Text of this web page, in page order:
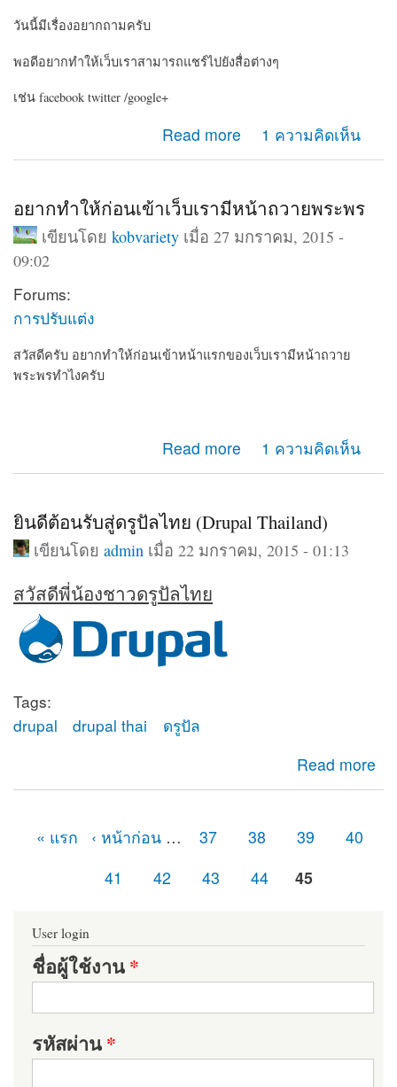
วันนี้มีเรื่องอยากถามครับ
พอดีอยากทำให้เว็บเราสามารถแชร์ไปยังสื่อต่างๆ
เช่น facebook twitter /google+
Read more
about อยากให้เว็บเรามีปุ่มแชร์ไปยัง social1 ความคิดเห็น
อยากทำให้ก่อนเข้าเว็บเรามีหน้าถวายพระพร
เขียนโดย kobvarietyเมื่อ 27 มกราคม, 2015 -
09:02
Forums:
การปรับแต่ง
สวัสดีครับ อยากทำให้ก่อนเข้าหน้าแรกของเว็บเรามีหน้าถวาย
พระพรทำไงครับ
Read more
about อยากทำให้ก่อนเข้าเว็บเรามีหน้าถวายพระพร
1 ความคิดเห็น
ยินดีต้อนรับสู่ดรูปัลไทย (Drupal Thailand)
เขียนโดยadmin เมื่อ 22 มกราคม, 2015 - 01:13
สวัสดีพี่น้องชาวดรูปัลไทย
Tags:
drupal
drupal thai
ดรูปัล
Read more
about ยินดีต้อนรับสู่ดรูปัลไทย (Drupal Thailand)
« แรก ‹ หน้าก่อน … 37 38 39
40
41
42 43 44 45
User login
ชื่อผู้ใช้งาน*
รหัสผ่าน*